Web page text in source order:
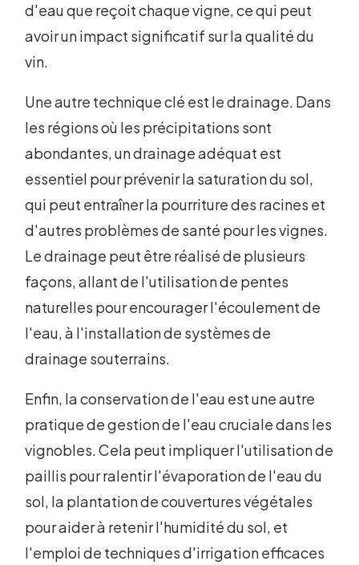
d'eau que reçoit chaque vigne, ce qui peut
avoir un impact significatif sur la qualité du
vin.
Une autre technique clé est le drainage. Dans
les régions où les précipitations sont
abondantes, un drainage adéquat est
essentiel pour prévenir la saturation du sol,
qui peut entraîner la pourriture des racines et
d'autres problèmes de santé pour les vignes.
Le drainage peut être réalisé de plusieurs
façons, allant de l'utilisation de pentes
naturelles pour encourager l'écoulement de
l'eau, à l'installation de systèmes de
drainage souterrains.
Enfin, la conservation de l'eau est une autre
pratique de gestion de l'eau cruciale dans les
vignobles. Cela peut impliquer l'utilisation de
paillis pour ralentir l'évaporation de l'eau du
sol, la plantation de couvertures végétales
pour aider à retenir l'humidité du sol, et
l'emploi de techniques d'irrigation efficaces